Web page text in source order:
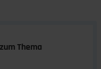
Thema